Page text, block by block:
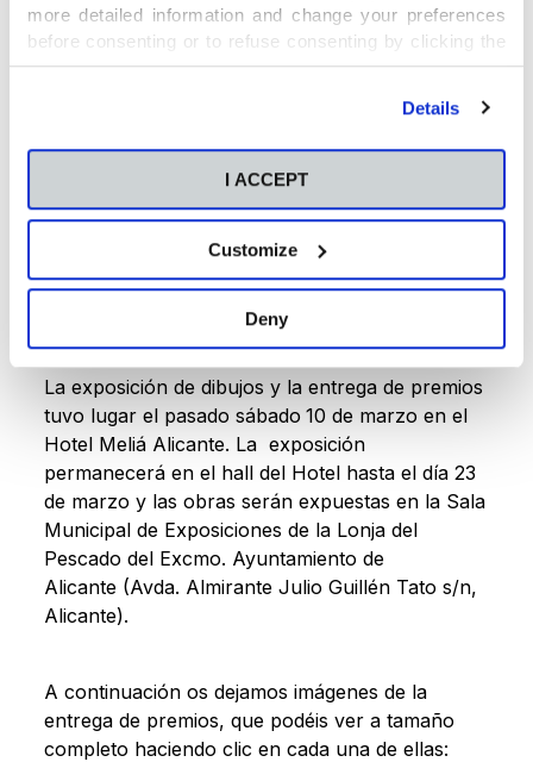
more detailed information and change your preferences
before consenting or to refuse consenting by clicking the
"Personalize" button. For more information you can visit
Details
I ACCEPT
Customize
Deny
Elisa Fernández Medina y Elvira Leal Cortés.
creatividad, imaginación y delicadeza en cada
trabajo y también a las profesoras Alicia Mena e
Irene Dabrowski por transmitir su pasión por el
arte.
La exposición, abierta al público hasta el 23 de
La exposición de dibujos y la entrega de premios
tuvo lugar el pasado sábado 10 de marzo en el
Hotel Meliá Alicante. La exposición
permanecerá en el hall del Hotel hasta el día 23
de marzo y las obras serán expuestas en la Sala
Municipal de Exposiciones de la Lonja del
Pescado del Excmo. Ayuntamiento de
Alicante (Avda. Almirante Julio Guillén Tato s/n,
Alicante).
A continuación os dejamos imágenes de la
entrega de premios, que podéis ver a tamaño
completo haciendo clic en cada una de ellas: